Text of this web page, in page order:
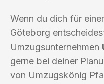
Wenn du dich für
Göteborg
Umzugsunternehmen
gerne bei deiner
von Umzugskönig